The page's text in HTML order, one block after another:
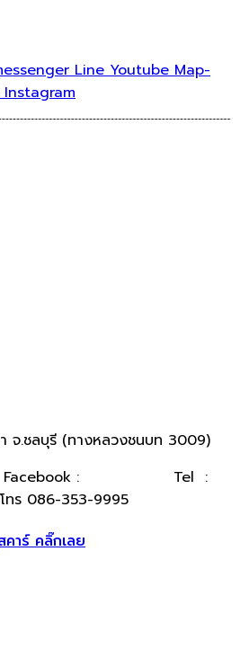
Line Youtube Map-
Instagram
จ.ชลบุรี (ทางหลวงชนบท 3009)
Facebook :
Tel :
ทร 086-353-9995
าร์ คลิ๊กเลย